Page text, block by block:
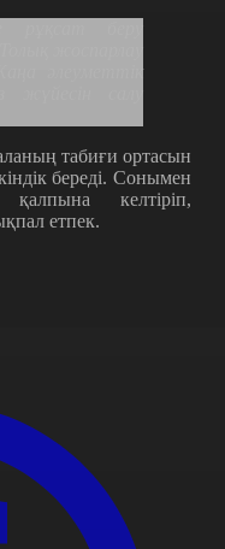
табиғи ортасын
береді. Сонымен
қалпына келтіріп,
етпек.